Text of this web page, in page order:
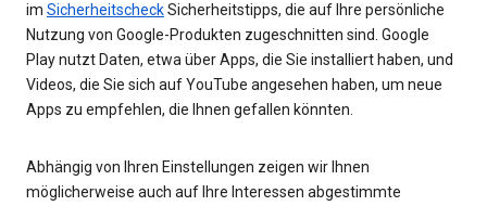
im SicherheitscheckSicherheitstipps, die auf Ihre persönliche
Nutzung von Google-Produkten zugeschnitten sind. Google
Play nutzt Daten, etwa über Apps, die Sie installiert haben, und
Videos, die Sie sich auf YouTube angesehen haben, um neue
Apps zu empfehlen, die Ihnen gefallen könnten.
Abhängig von Ihren Einstellungen zeigen wir Ihnen
möglicherweise auch auf Ihre Interessen abgestimmte